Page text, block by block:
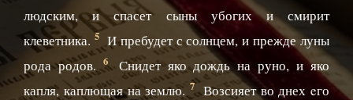
людским, и спасет сыны убогих и смирит
клеветника. 5 И пребудет с солнцем, и прежде луны
рода родов.6 Снидет яко дождь на руно, и яко
капля, каплющая на землю. 7 Возсияет во днех eго